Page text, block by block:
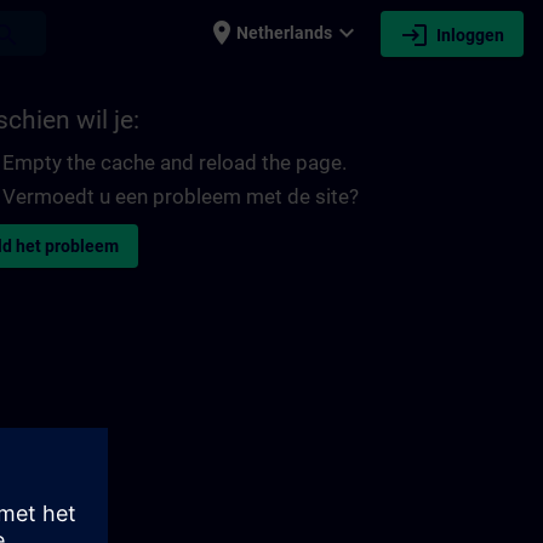
place Netherlands expand_more login Inloggen
wil je:
Empty the cache and reload the page.
Vermoedt u een probleem met de site?
het probleem